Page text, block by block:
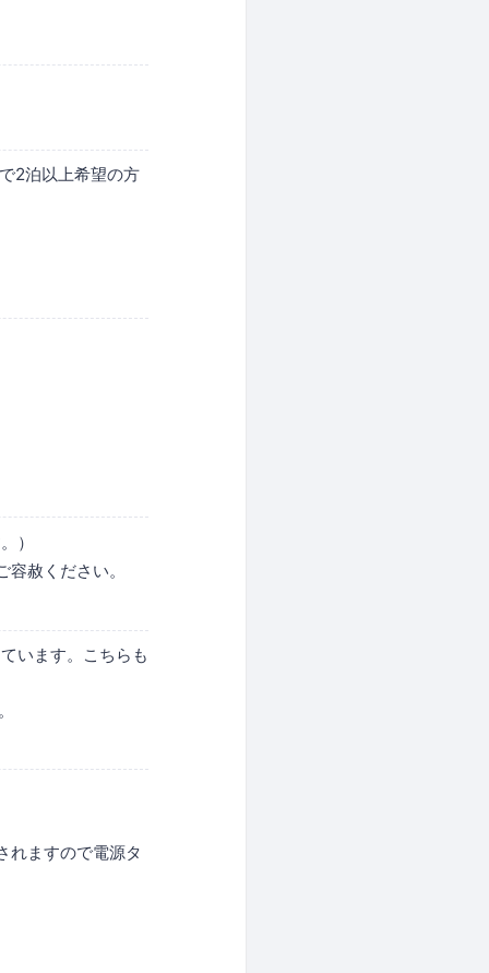
2泊以上希望の方
）
赦ください。
います。こちらも
れますので電源タ